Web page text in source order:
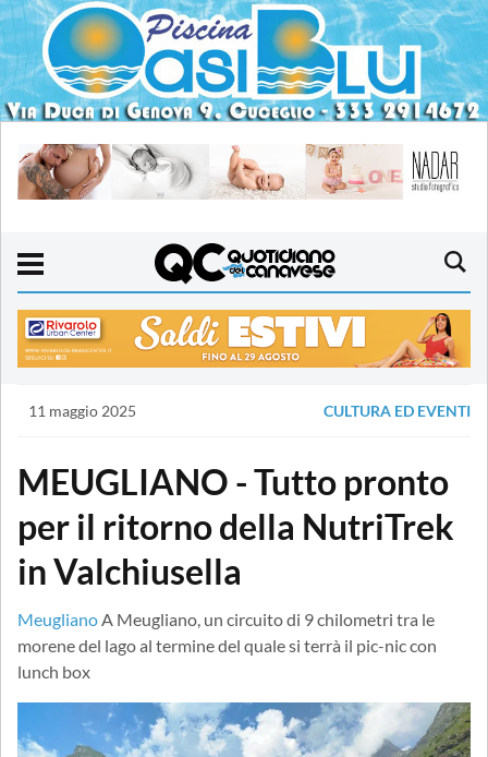
11 maggio 2025 CULTURA ED EVENTI
MEUGLIANO - Tutto pronto
per il ritorno della NutriTrek
in Valchiusella
Meugliano A Meugliano, un circuito di 9 chilometri tra le
morene del lago al termine del quale si terrà il pic-nic con
lunch box